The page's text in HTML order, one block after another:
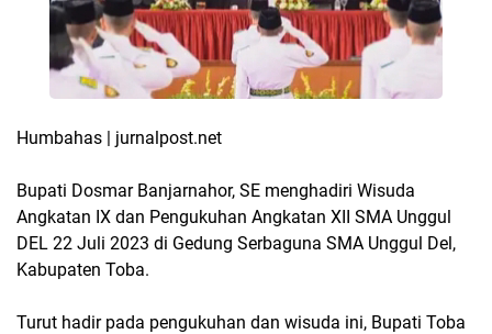
Humbahas | jurnalpost.net
Bupati Dosmar Banjarnahor, SE menghadiri Wisuda
Angkatan IX dan Pengukuhan Angkatan XII SMA Unggul
DEL 22 Juli 2023 di Gedung Serbaguna SMA Unggul Del,
Kabupaten Toba.
Turut hadir pada pengukuhan dan wisuda ini, Bupati Toba